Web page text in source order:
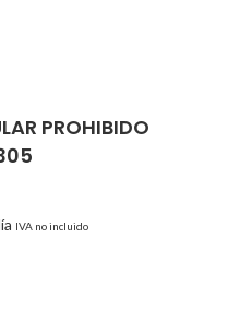
PROHIBIDO
IVA no incluido